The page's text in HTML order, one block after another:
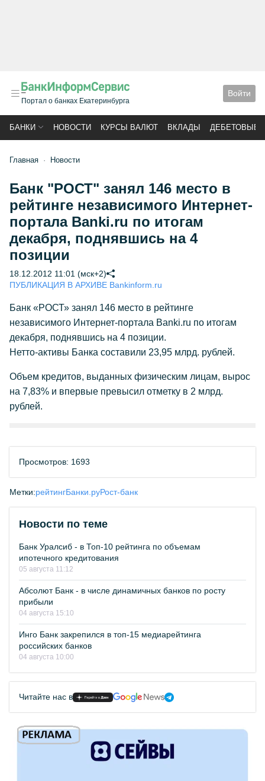
Портал о банках Екатеринбурга
Войти
БАНКИ НОВОСТИ КУРСЫ ВАЛЮТ ВКЛАДЫ ДЕБЕТОВЫЕ
Главная Новости
Банк "РОСТ" занял 146 место в
рейтинге независимого Интернет-
портала Banki.ru по итогам
декабря, поднявшись на 4
позиции
18.12.2012 11:01 (мск+2)
ПУБЛИКАЦИЯ В АРХИВЕ Bankinform.ru
Банк «РОСТ» занял 146 место в рейтинге
независимого Интернет-портала Banki.ru по итогам
декабря, поднявшись на 4 позиции.
Нетто-активы Банка составили 23,95 млрд. рублей.
Объем кредитов, выданных физическим лицам, вырос
на 7,83% и впервые превысил отметку в 2 млрд.
рублей.
Просмотров: 1693
Метки:рейтингБанки.руРост-банк
Новости по теме
Банк Уралсиб - в Топ-10 рейтинга по объемам
ипотечного кредитования
05 августа 11:12
Абсолют Банк - в числе динамичных банков по росту
прибыли
04 августа 15:10
Инго Банк закрепился в топ-15 медиарейтинга
российских банков
04 августа 10:00
Читайте нас в